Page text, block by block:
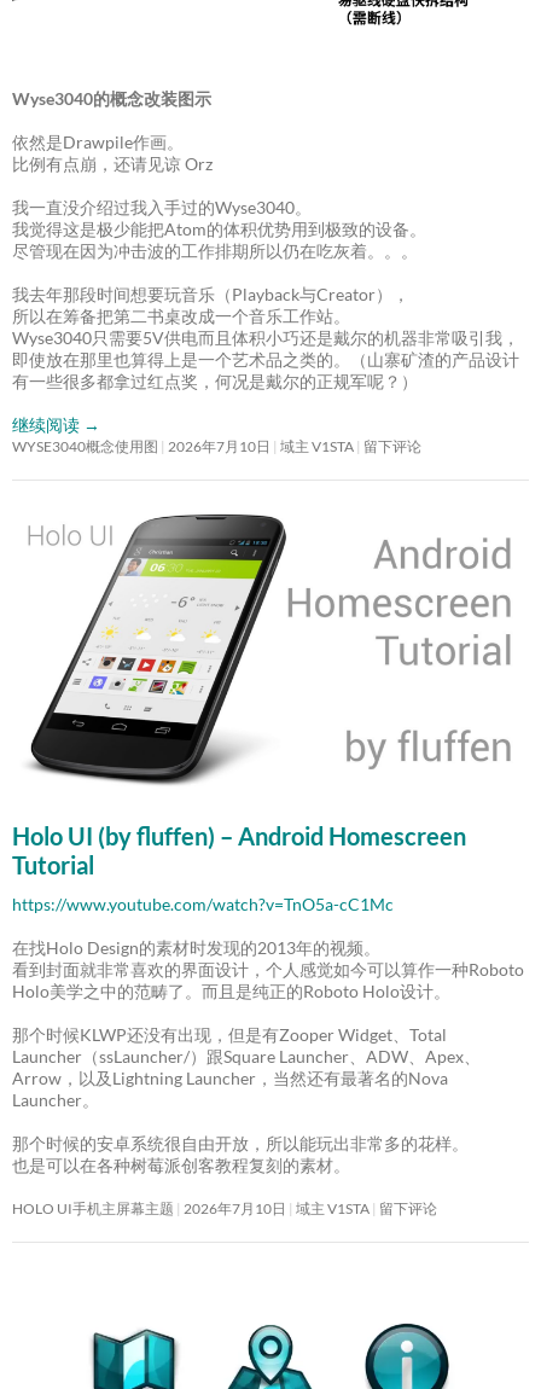
Wyse3040的概念改装图示
依然是Drawpile作画。
比例有点崩，还请见谅 Orz
我一直没介绍过我入手过的Wyse3040。
我觉得这是极少能把Atom的体积优势用到极致的设备。
尽管现在因为冲击波的工作排期所以仍在吃灰着。。。
我去年那段时间想要玩音乐（Playback与Creator），
所以在筹备把第二书桌改成一个音乐工作站。
Wyse3040只需要5V供电而且体积小巧还是戴尔的机器非常吸引我，
即使放在那里也算得上是一个艺术品之类的。（山寨矿渣的产品设计
有一些很多都拿过红点奖，何况是戴尔的正规军呢？）
继续阅读 →
WYSE3040概念使用图 2026年7月10日 域主 V1STA 留下评论
Holo UI (by fluffen) – Android Homescreen
Tutorial
https://www.youtube.com/watch?v=TnO5a-cC1Mc
在找Holo Design的素材时发现的2013年的视频。
看到封面就非常喜欢的界面设计，个人感觉如今可以算作一种Roboto
Holo美学之中的范畴了。而且是纯正的Roboto Holo设计。
那个时候KLWP还没有出现，但是有Zooper Widget、Total
Launcher（ssLauncher/）跟Square Launcher、ADW、Apex、
Arrow，以及Lightning Launcher，当然还有最著名的Nova
Launcher。
那个时候的安卓系统很自由开放，所以能玩出非常多的花样。
也是可以在各种树莓派创客教程复刻的素材。
HOLO UI手机主屏幕主题 2026年7月10日 域主 V1STA 留下评论